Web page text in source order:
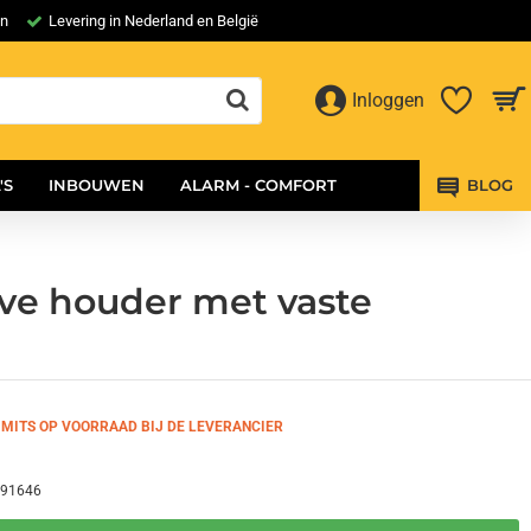
Levering in Nederland en België
Inloggen
INBOUWEN ALARM - COMFORT BLOG
houder met vaste
OP VOORRAAD BIJ DE LEVERANCIER